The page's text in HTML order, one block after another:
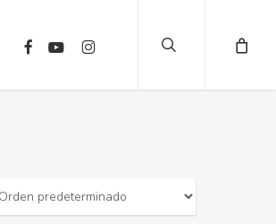
FACEBOOK
YOUTUBEINSTAGRAM